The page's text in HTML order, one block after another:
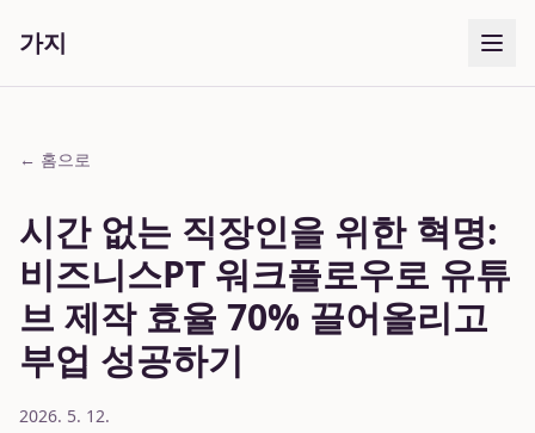
가지
← 홈으로
시간 없는 직장인을 위한 혁명:
비즈니스PT 워크플로우로 유튜
브 제작 효율 70% 끌어올리고
부업 성공하기
2026. 5. 12.